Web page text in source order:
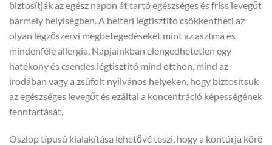
biztosítják az egész napon át tartó egészséges és friss levegőt
bármely helyiségben. A beltéri légtisztító csökkentheti az
olyan légzőszervi megbetegedéseket mint az asztma és
mindenféle allergia. Napjainkban elengedhetetlen egy
hatékony és csendes légtisztító mind otthon, mind az
irodában vagy a zsúfolt nyilvános helyeken, hogy biztosítsuk
az egészséges levegőt és ezáltal a koncentráció képességének
fenntartását.
Oszlop típusú kialakítása lehetővé teszi, hogy a kontúrja köré